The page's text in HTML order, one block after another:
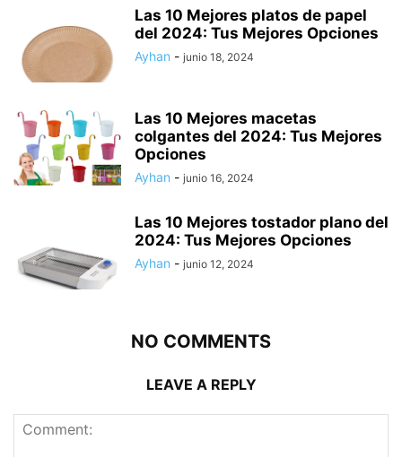
Las 10 Mejores platos de papel
del 2024: Tus Mejores Opciones
Ayhan - junio 18, 2024
Las 10 Mejores macetas
colgantes del 2024: Tus Mejores
Opciones
Ayhan - junio 16, 2024
Las 10 Mejores tostador plano del
2024: Tus Mejores Opciones
Ayhan - junio 12, 2024
NO COMMENTS
LEAVE A REPLY